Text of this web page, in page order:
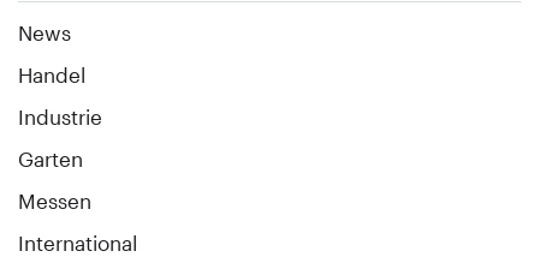
News
Handel
Industrie
Garten
Messen
International